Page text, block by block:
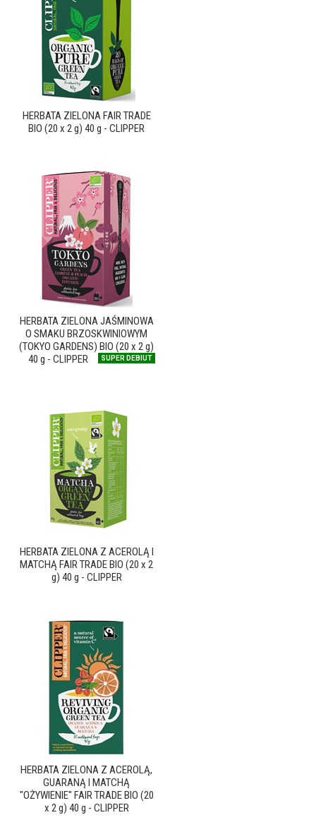
HERBATA ZIELONA FAIR TRADE
BIO (20 x 2 g) 40 g - CLIPPER
HERBATA ZIELONA JAŚMINOWA
O SMAKU BRZOSKWINIOWYM
(TOKYO GARDENS) BIO (20 x 2 g)
40 g - CLIPPER
SUPER DEBIUT
HERBATA ZIELONA Z ACEROLĄ I
MATCHĄ FAIR TRADE BIO (20 x 2
g) 40 g - CLIPPER
HERBATA ZIELONA Z ACEROLĄ,
GUARANĄ I MATCHĄ
"OŻYWIENIE" FAIR TRADE BIO (20
x 2 g) 40 g - CLIPPER